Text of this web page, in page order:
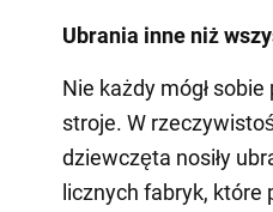
Ubrania inne niż
Nie każdy mógł
stroje. W
dziewczęta nosiły
licznych fabryk, które